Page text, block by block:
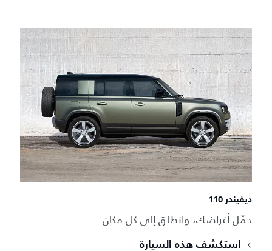
ديفيندر 110
حمّل أغراضك، وانطلق إلى كل مكان
استكشف هذه السيارة